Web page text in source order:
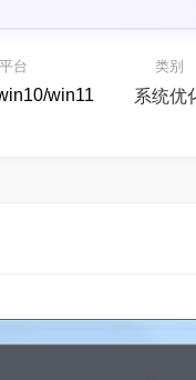
台
win11
类别
系统优
AI助手